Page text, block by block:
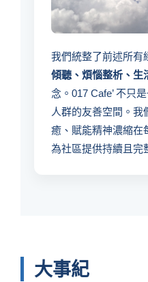
我們統整了前述所有
傾聽、煩惱整析、生
念。017 Cafe’ 不只
人群的友善空間。我
癒、賦能精神濃縮在
為社區提供持續且完
大事紀